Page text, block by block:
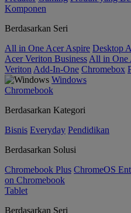
Komponen
Berdasarkan Seri
All in One Acer Aspire Desktop
Acer Veriton Business All in One
Veriton Add-In-One Chromebox
Windows
Chromebook
Berdasarkan Kategori
Bisnis Everyday Pendidikan
Berdasarkan Solusi
Chromebook Plus ChromeOS
on Chromebook
Tablet
Berdasarkan Seri